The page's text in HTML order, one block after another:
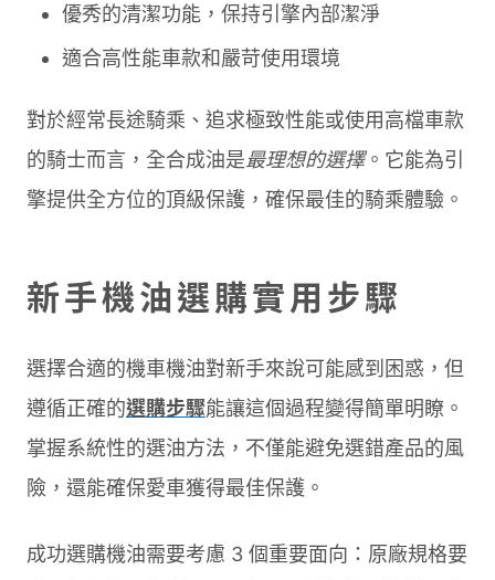
優秀的清潔功能，保持引擎內部潔淨
適合高性能車款和嚴苛使用環境
對於經常長途騎乘、追求極致性能或使用高檔車款
的騎士而言，全合成油是最理想的選擇。它能為引
擎提供全方位的頂級保護，確保最佳的騎乘體驗。
新手機油選購實用步驟
選擇合適的機車機油對新手來說可能感到困惑，但
遵循正確的選購步驟能讓這個過程變得簡單明瞭。
掌握系統性的選油方法，不僅能避免選錯產品的風
險，還能確保愛車獲得最佳保護。
成功選購機油需要考慮 3 個重要面向：原廠規格要